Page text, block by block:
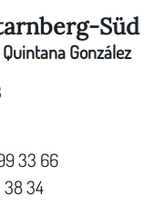
Süd
González
33 66
38 34